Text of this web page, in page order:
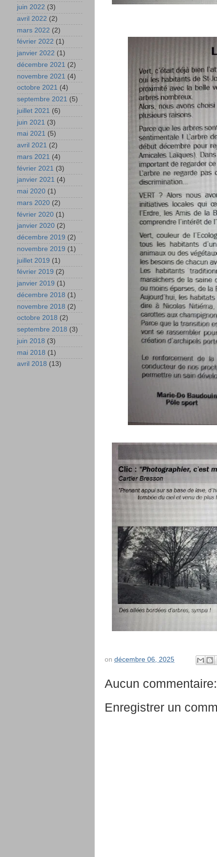
on décembre 06, 2025
Aucun commentaire:
Enregistrer un
juin 2022 (3)
avril 2022 (2)
mars 2022 (2)
février 2022 (1)
janvier 2022 (1)
décembre 2021 (2)
novembre 2021 (4)
octobre 2021 (4)
septembre 2021 (5)
juillet 2021 (6)
juin 2021 (3)
mai 2021 (5)
avril 2021 (2)
mars 2021 (4)
février 2021 (3)
janvier 2021 (4)
mai 2020 (1)
mars 2020 (2)
février 2020 (1)
janvier 2020 (2)
décembre 2019 (2)
novembre 2019 (1)
juillet 2019 (1)
février 2019 (2)
janvier 2019 (1)
décembre 2018 (1)
novembre 2018 (2)
octobre 2018 (2)
septembre 2018 (3)
juin 2018 (3)
mai 2018 (1)
avril 2018 (13)